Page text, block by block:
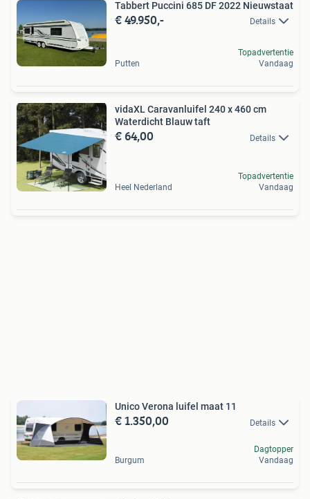
Tabbert Puccini 685 DF 2022 Nieuwstaat
€ 49.950,- Details
Putten
Topadvertentie
Vandaag
vidaXL Caravanluifel 240 x 460 cm
Waterdicht Blauw taft
€ 64,00 Details
Heel Nederland
Topadvertentie
Vandaag
Unico Verona luifel maat 11
€ 1.350,00 Details
Burgum
Dagtopper
Vandaag